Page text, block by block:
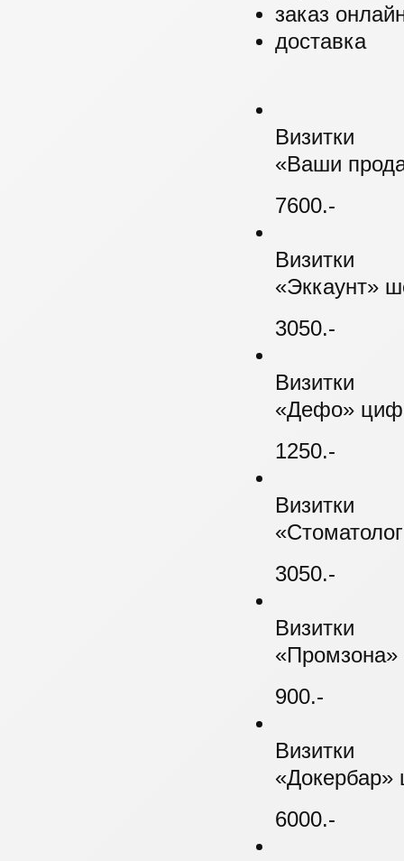
заказ
доставка
Визитки
«Ваши
7600.-
Визитки
«Эккаунт»
3050.-
Визитки
«Дефо»
1250.-
Визитки
3050.-
Визитки
«Промзона»
900.-
Визитки
«Докербар»
6000.-